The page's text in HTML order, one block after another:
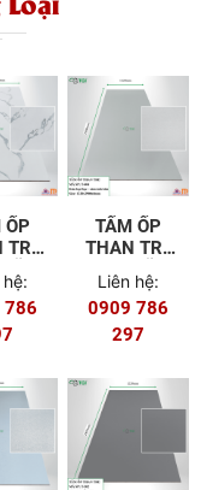
ỐP
TRE
T-
786
TẤM ỐP
THAN TRE
8MM MÃ T-
404
Liên hệ:
0909 786
297